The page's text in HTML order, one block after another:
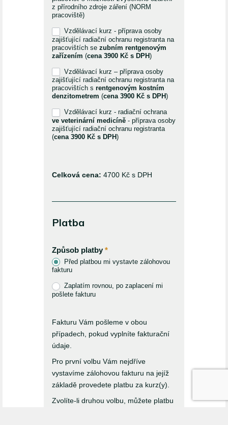
z přírodního zdroje záření (NORM
pracoviště)
Vzdělávací kurz - příprava osoby
zajišťující radiační ochranu registranta na
pracovištích sezubním rentgenovým
zařízením (cena 3900 Kč s DPH)
Vzdělávací kurz – příprava osoby
zajišťující radiační ochranu registranta na
pracovištích srentgenovým kostním
denzitometrem (cena 3900 Kč s DPH)
Vzdělávací kurz - radiační ochrana
ve veterinární medicíně - příprava osoby
zajišťující radiační ochranu registranta
(cena 3900 Kč s DPH)
Celková cena:4700 Kč s DPH
Platba
Způsob platby*
Před platbou mi vystavte zálohovou
fakturu
Zaplatím rovnou, po zaplacení mi
pošlete fakturu
Fakturu Vám pošleme v obou
případech, pokud vyplníte fakturační
údaje.
Pro první volbu Vám nejdříve
vystavíme zálohovou fakturu na jejíž
základě provedete platbu za kurz(y).
Zvolíte-li druhou volbu, můžete platbu